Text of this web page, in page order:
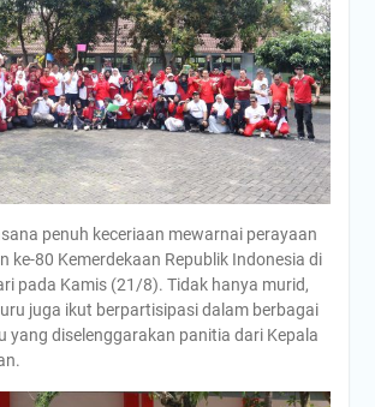
penuh keceriaan mewarnai perayaan
ke-80 Kemerdekaan Republik Indonesia di
pada Kamis (21/8). Tidak hanya murid,
juga ikut berpartisipasi dalam berbagai
yang diselenggarakan panitia dari Kepala